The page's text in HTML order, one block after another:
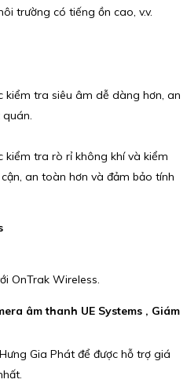
trường có tiếng ồn cao, v.v.
kiểm tra siêu âm dễ dàng hơn, an
kiểm tra rò rỉ không khí và kiểm
an toàn hơn và đảm bảo tính
OnTrak Wireless.
âm thanh UE Systems , Giám
Gia Phát để được hỗ trợ giá